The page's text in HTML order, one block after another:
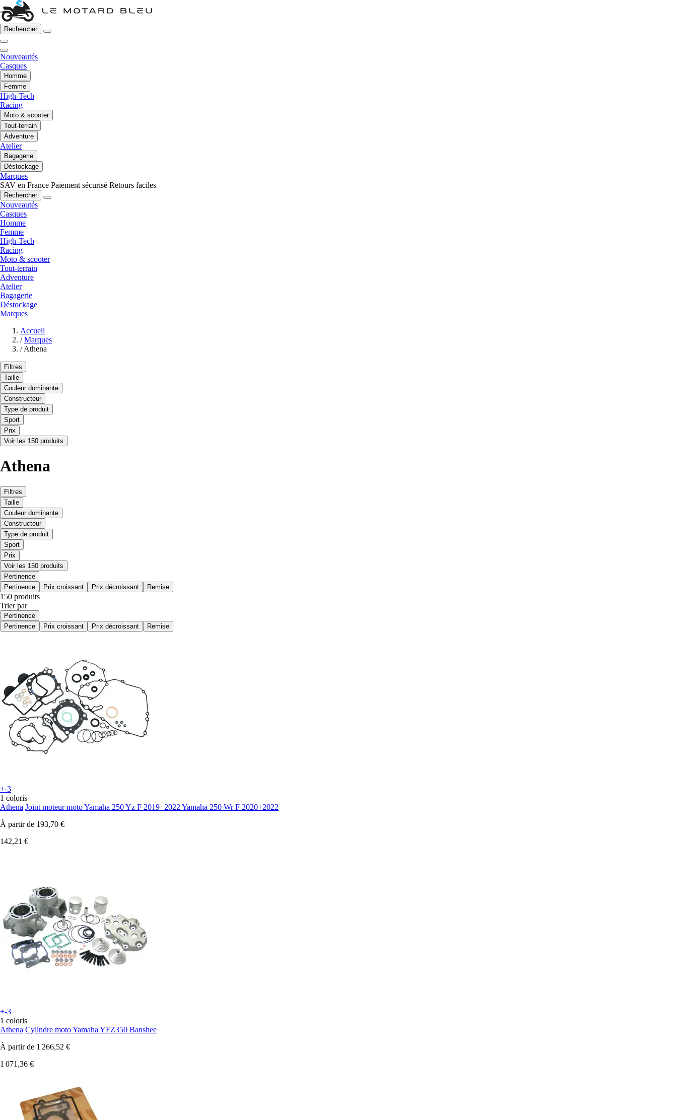
Rechercher
Nouveautés
Casques
Homme
Femme
High-Tech
Racing
Moto & scooter
Tout-terrain
Adventure
Atelier
Bagagerie
Déstockage
Marques
SAV en France Paiement sécurisé Retours faciles
Rechercher
Nouveautés
Casques
Homme
Femme
High-Tech
Racing
Moto & scooter
Tout-terrain
Adventure
Atelier
Bagagerie
Déstockage
Marques
Accueil
/ Marques
/ Athena
Filtres
Taille
Couleur dominante
Constructeur
Type de produit
Sport
Prix
Voir les 150 produits
Athena
Filtres
Taille
Couleur dominante
Constructeur
Type de produit
Sport
Prix
Voir les 150 produits
Pertinence
Pertinence
Prix croissant Prix décroissant Remise
150 produits
Trier par
Pertinence
Pertinence
Prix croissant Prix décroissant Remise
+-3
1 coloris
Athena Joint moteur moto Yamaha 250 Yz F 2019+2022 Yamaha 250 Wr F 2020+2022
À partir de 193,70 €
142,21 €
+-3
1 coloris
Athena Cylindre moto Yamaha YFZ350 Banshee
À partir de 1 266,52 €
1 071,36 €